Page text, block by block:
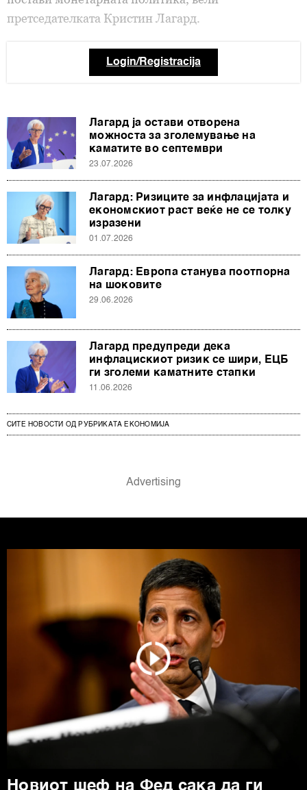
претседателката Кристин Лагард.
Login/Registracija
Лагард ја остави отворена
можноста за зголемување на
каматите во септември
23.07.2026
Лагард: Ризиците за инфлацијата и
економскиот раст веќе не се толку
изразени
01.07.2026
Лагард: Европа станува поотпорна
на шоковите
29.06.2026
Лагард предупреди дека
инфлацискиот ризик се шири, ЕЦБ
ги зголеми каматните стапки
11.06.2026
СИТЕ НОВОСТИ ОД РУБРИКАТА ЕКОНОМИЈА
Новиот шеф на Фед сака да ги